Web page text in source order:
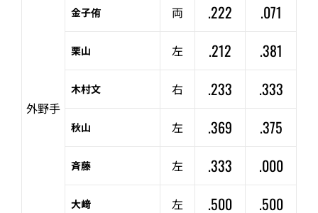
外野手
金子侑 両 .222 .071
栗山 左 .212 .381
木村文 右 .233 .333
秋山 左 .369 .375
斉藤 左 .333 .000
大﨑 左 .500 .500